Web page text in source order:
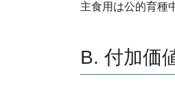
主食用は公的育種
B. 付加価